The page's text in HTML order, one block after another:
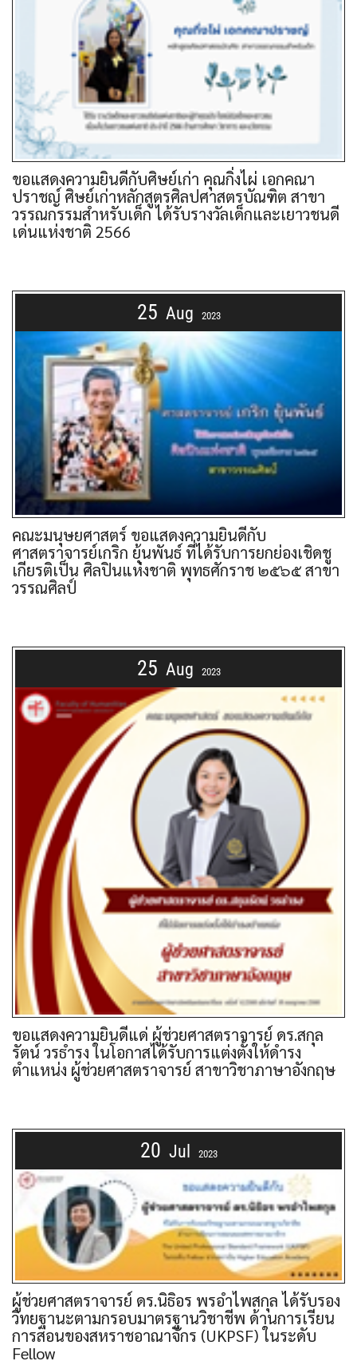
ขอแสดงความยินดีกับศิษย์เก่า คุณกิ่งไผ่ เอกคณา
ปราชญ์ ศิษย์เก่าหลักสูตรศิลปศาสตรบัณฑิต สาขา
วรรณกรรมสำหรับเด็ก ได้รับรางวัลเด็กและเยาวชนดี
เด่นแห่งชาติ 2566
25 Aug 2023
คณะมนุษยศาสตร์ ขอแสดงความยินดีกับ
ศาสตราจารย์เกริก ยุ้นพันธ์ ที่ได้รับการยกย่องเชิดชู
เกียรติเป็น ศิลปินแห่งชาติ พุทธศักราช ๒๕๖๕ สาขา
วรรณศิลป์
25 Aug 2023
ขอแสดงความยินดีแด่ ผู้ช่วยศาสตราจารย์ ดร.สกุล
รัตน์ วรธำรง ในโอกาสได้รับการแต่งตั้งให้ดำรง
ตำแหน่ง ผู้ช่วยศาสตราจารย์ สาขาวิชาภาษาอังกฤษ
20 Jul 2023
ผู้ช่วยศาสตราจารย์ ดร.นิธิอร พรอำไพสกุล ได้รับรอง
วิทยฐานะตามกรอบมาตรฐานวิชาชีพ ด้านการเรียน
การสอนของสหราชอาณาจักร (UKPSF) ในระดับ
Fellow